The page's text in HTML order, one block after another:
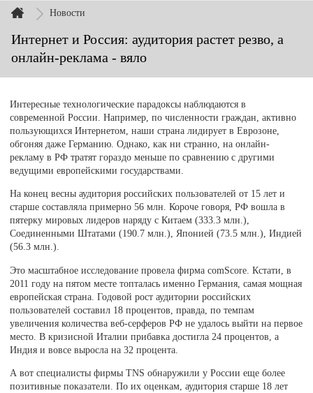
Новости
Интернет и Россия: аудитория растет резво, а
онлайн-реклама - вяло
Интересные технологические парадоксы наблюдаются в
современной России. Например, по численности граждан, активно
пользующихся Интернетом, наши страна лидирует в Еврозоне,
обгоняя даже Германию. Однако, как ни странно, на онлайн-
рекламу в РФ тратят гораздо меньше по сравнению с другими
ведущими европейскими государствами.
На конец весны аудитория российских пользователей от 15 лет и
старше составляла примерно 56 млн. Короче говоря, РФ вошла в
пятерку мировых лидеров наряду с Китаем (333.3 млн.),
Соединенными Штатами (190.7 млн.), Японией (73.5 млн.), Индией
(56.3 млн.).
Это масштабное исследование провела фирма comScore. Кстати, в
2011 году на пятом месте топталась именно Германия, самая мощная
европейская страна. Годовой рост аудитории российских
пользователей составил 18 процентов, правда, по темпам
увеличения количества веб-серферов РФ не удалось выйти на первое
место. В кризисной Италии прибавка достигла 24 процентов, а
Индия и вовсе выросла на 32 процента.
А вот специалисты фирмы TNS обнаружили у России еще более
позитивные показатели. По их оценкам, аудитория старше 18 лет